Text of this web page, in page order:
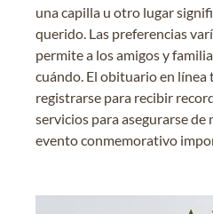
una capilla u otro lugar
querido. Las preferencias
permite a los amigos y
cuándo. El obituario en
registrarse para recibir
servicios para asegurarse de
evento conmemorativo